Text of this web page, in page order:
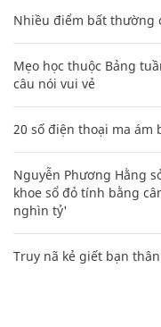
Nhiều điểm bất thường
Mẹo học thuộc Bảng
câu nói vui vẻ
20 số điện thoại ma ám
Nguyễn Phương Hằng
khoe sổ đỏ tính bằng
nghìn tỷ'
Truy nã kẻ giết bạn